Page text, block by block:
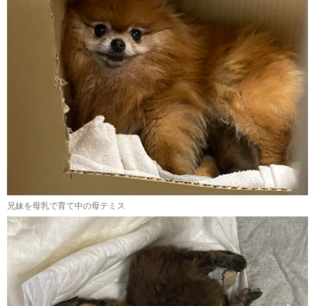
兄妹を母乳で育て中の母テミス